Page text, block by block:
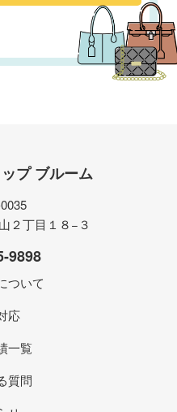
プ ブルーム
２丁目１８−３
9898
ついて
応
一覧
質問